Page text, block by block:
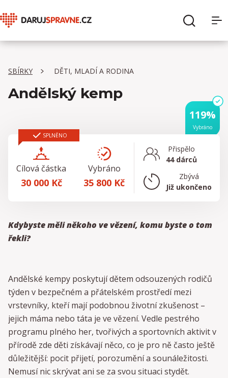
Sbírky
Pro dárce
Pro organizace
SBÍRKY DĚTI, MLADÍ A RODINA
Andělský kemp
119%
Vybráno
SPLNĚNO
Cílová částka
30 000 Kč
Vybráno
35 800 Kč
Přispělo
44 dárců
Zbývá
Již ukončeno
Kdybyste měli někoho ve vězení, komu byste o tom
řekli?
Andělské kempy poskytují dětem odsouzených rodičů
týden v bezpečném a přátelském prostředí mezi
vrstevníky, kteří mají podobnou životní zkušenost –
jejich máma nebo táta je ve vězení. Vedle pestrého
programu plného her, tvořivých a sportovních aktivit v
přírodě zde děti získávají něco, co je pro ně často ještě
důležitější: pocit přijetí, porozumění a sounáležitosti.
Nemusí nic skrývat ani se za svou situaci stydět.